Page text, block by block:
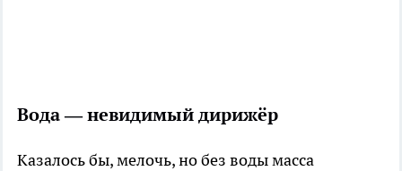
Вода — невидимый дирижёр
Казалось бы, мелочь, но без воды масса